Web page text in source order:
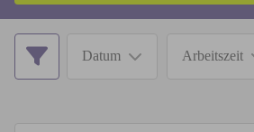
Datum Arbeitszeit